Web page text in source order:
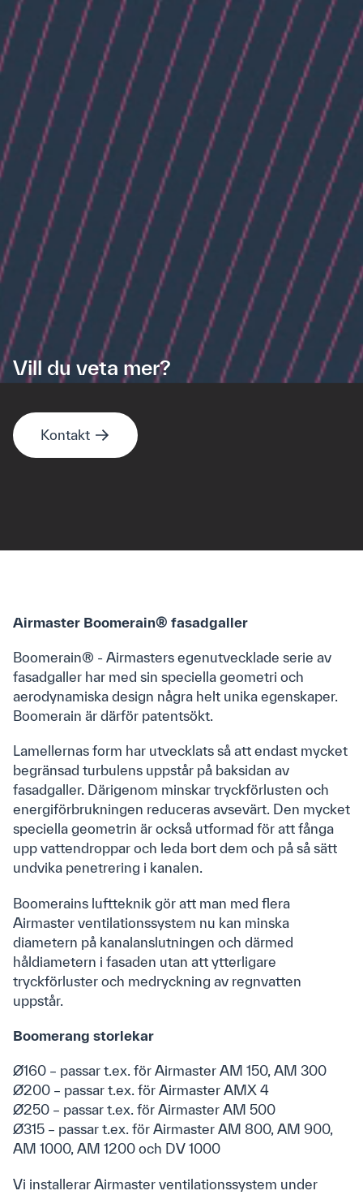
Vill du veta mer?
Kontakt
Airmaster Boomerain® fasadgaller
Boomerain® - Airmasters egenutvecklade serie av
fasadgaller har med sin speciella geometri och
aerodynamiska design några helt unika egenskaper.
Boomerain är därför patentsökt.
Lamellernas form har utvecklats så att endast mycket
begränsad turbulens uppstår på baksidan av
fasadgaller. Därigenom minskar tryckförlusten och
energiförbrukningen reduceras avsevärt. Den mycket
speciella geometrin är också utformad för att fånga
upp vattendroppar och leda bort dem och på så sätt
undvika penetrering i kanalen.
Boomerains luftteknik gör att man med flera
Airmaster ventilationssystem nu kan minska
diametern på kanalanslutningen och därmed
håldiametern i fasaden utan att ytterligare
tryckförluster och medryckning av regnvatten
uppstår.
Boomerang storlekar
Ø160 – passar t.ex. för Airmaster AM 150, AM 300
Ø200 – passar t.ex. för Airmaster AMX 4
Ø250 – passar t.ex. för Airmaster AM 500
Ø315 – passar t.ex. för Airmaster AM 800, AM 900,
AM 1000, AM 1200 och DV 1000
Vi installerar Airmaster ventilationssystem under
Airmaster AB
Telefonnummer: +46 (0)10 450 9870
CVR: 556681-7028
Om oss
Kontakt
Om Airmaster
We are Airmaster
Cases
Sustainability
Quicklinks
Downloads
Produkter
Produktkatalog
Airlinq Online
Vägledning
Youtube
FAQ
Anmäl dig till vårt nyhetsbrev